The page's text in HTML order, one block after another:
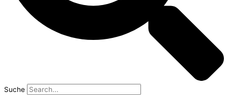
Suche